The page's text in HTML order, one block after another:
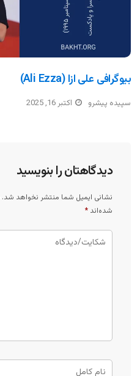
بیوگرافی علی ازا (Ali Ezza)
سپیده پیشرو اکتبر 16, 2025
دیدگاهتان را بنویسید
نشانی ایمیل شما منتشر نخواهد شد.
شده‌اند *